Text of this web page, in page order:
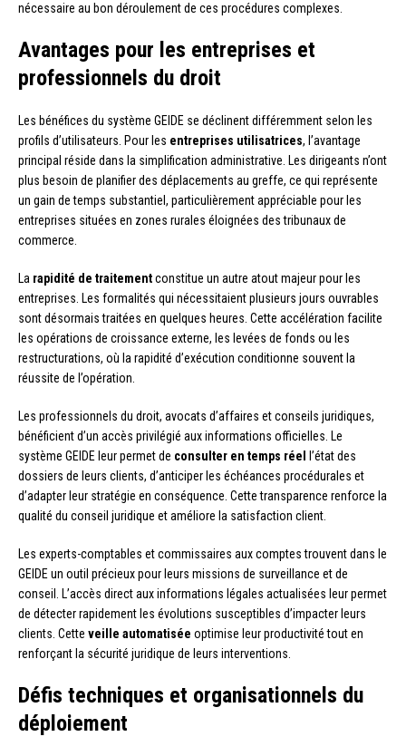
nécessaire au bon déroulement de ces procédures complexes.
Avantages pour les entreprises et
professionnels du droit
Les bénéfices du système GEIDE se déclinent différemment selon les
profils d’utilisateurs. Pour les entreprises utilisatrices, l’avantage
principal réside dans la simplification administrative. Les dirigeants n’ont
plus besoin de planifier des déplacements au greffe, ce qui représente
un gain de temps substantiel, particulièrement appréciable pour les
entreprises situées en zones rurales éloignées des tribunaux de
commerce.
La rapidité de traitementconstitue un autre atout majeur pour les
entreprises. Les formalités qui nécessitaient plusieurs jours ouvrables
sont désormais traitées en quelques heures. Cette accélération facilite
les opérations de croissance externe, les levées de fonds ou les
restructurations, où la rapidité d’exécution conditionne souvent la
réussite de l’opération.
Les professionnels du droit, avocats d’affaires et conseils juridiques,
bénéficient d’un accès privilégié aux informations officielles. Le
système GEIDE leur permet de consulter en temps réel
l’état des
dossiers de leurs clients, d’anticiper les échéances procédurales et
d’adapter leur stratégie en conséquence. Cette transparence renforce la
qualité du conseil juridique et améliore la satisfaction client.
Les experts-comptables et commissaires aux comptes trouvent dans le
GEIDE un outil précieux pour leurs missions de surveillance et de
conseil. L’accès direct aux informations légales actualisées leur permet
de détecter rapidement les évolutions susceptibles d’impacter leurs
clients. Cette veille automatisée optimise leur productivité tout en
renforçant la sécurité juridique de leurs interventions.
Défis techniques et organisationnels du
déploiement